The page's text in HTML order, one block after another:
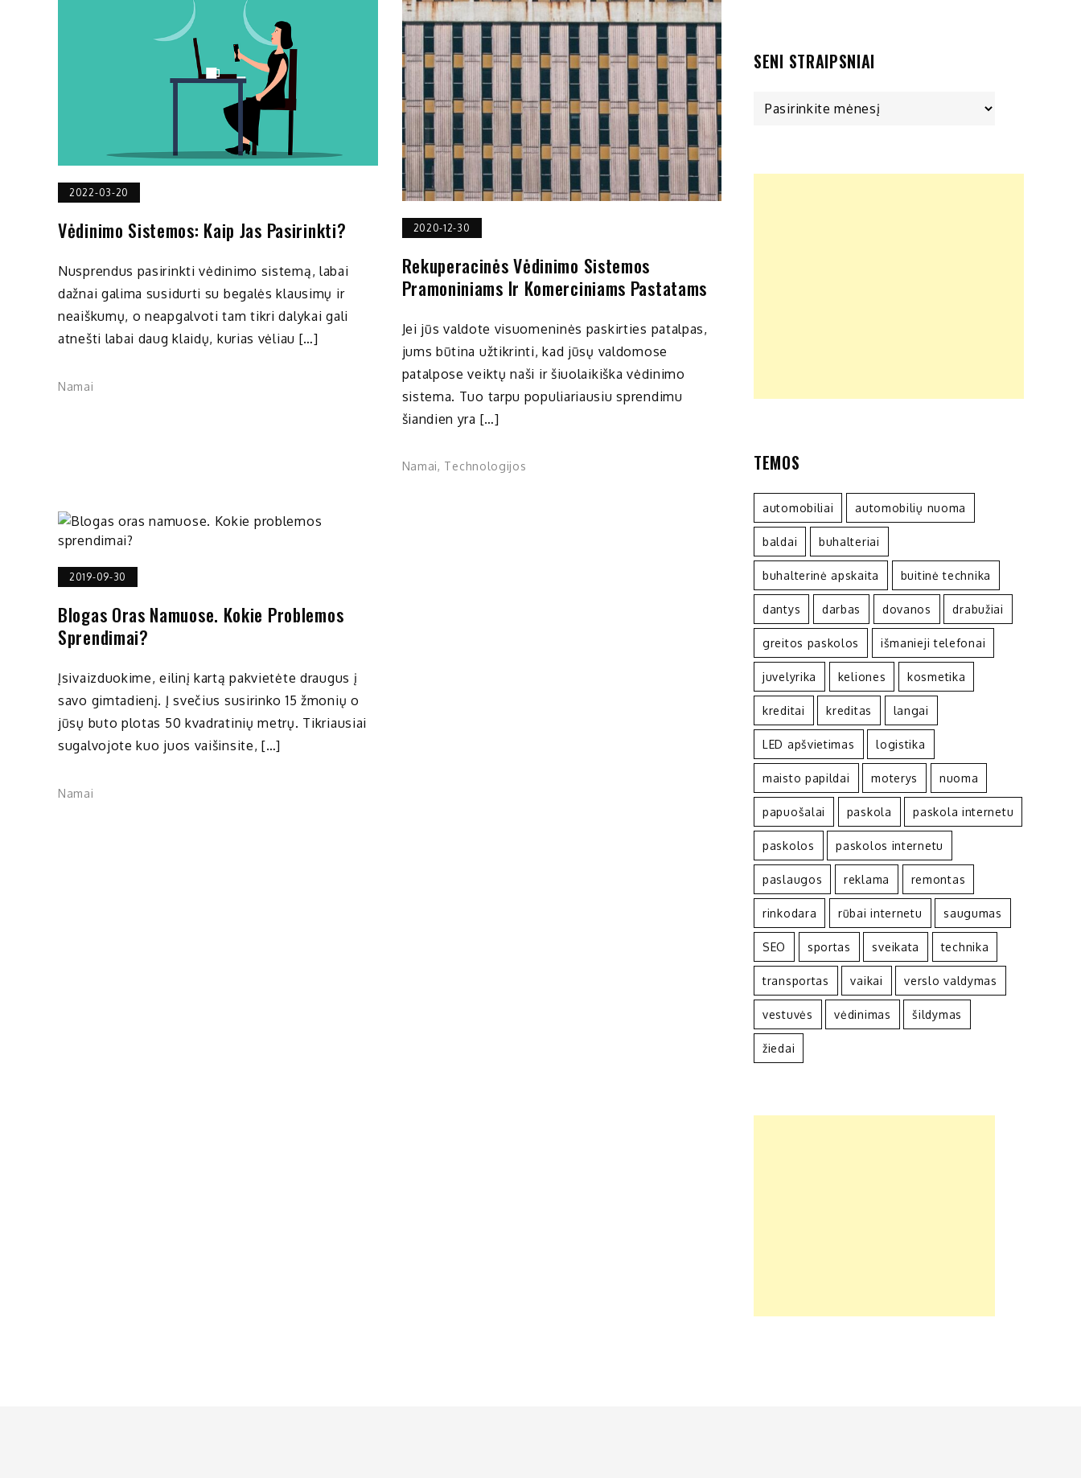
2022-03-20
Vėdinimo Sistemos: Kaip Jas Pasirinkti?
Nusprendus pasirinkti vėdinimo sistemą, labai
dažnai galima susidurti su begalės klausimų ir
neaiškumų, o neapgalvoti tam tikri dalykai gali
atnešti labai daug klaidų, kurias vėliau […]
Namai
2020-12-30
Rekuperacinės Vėdinimo Sistemos
Pramoniniams Ir Komerciniams Pastatams
Jei jūs valdote visuomeninės paskirties patalpas,
jums būtina užtikrinti, kad jūsų valdomose
patalpose veiktų naši ir šiuolaikiška vėdinimo
sistema. Tuo tarpu populiariausiu sprendimu
šiandien yra […]
Namai, Technologijos
2019-09-30
Blogas Oras Namuose. Kokie Problemos
Sprendimai?
Įsivaizduokime, eilinį kartą pakvietėte draugus į
savo gimtadienį. Į svečius susirinko 15 žmonių o
jūsų buto plotas 50 kvadratinių metrų. Tikriausiai
sugalvojote kuo juos vaišinsite, […]
Namai
SENI STRAIPSNIAI
TEMOS
automobiliai automobilių nuoma
baldai buhalteriai
buhalterinė apskaita buitinė technika
dantys darbas dovanos drabužiai
greitos paskolos išmanieji telefonai
juvelyrika keliones kosmetika
kreditai kreditas langai
LED apšvietimas logistika
maisto papildai moterys nuoma
papuošalai paskola paskola internetu
paskolos paskolos internetu
paslaugos reklama remontas
rinkodara rūbai internetu saugumas
SEO sportas sveikata technika
transportas vaikai verslo valdymas
vestuvės vėdinimas šildymas
žiedai